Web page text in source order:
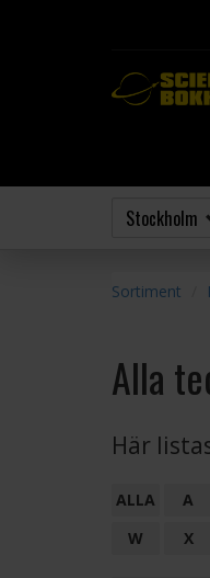
Sortiment
Alla
Här
ALLA A
W
X